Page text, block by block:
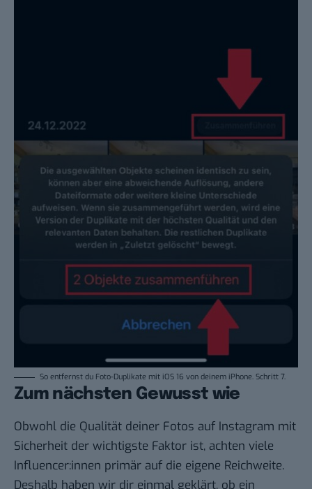
So entfernst du Foto-Duplikate mit iOS 16 von deinem iPhone. Schritt 7.
Zum nächsten Gewusst wie
Obwohl die Qualität deiner Fotos auf Instagram mit
Sicherheit der wichtigste Faktor ist, achten viele
Influencer:innen primär auf die eigene Reichweite.
Deshalb haben wir dir einmal geklärt, ob ein